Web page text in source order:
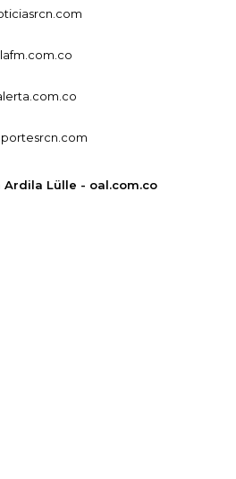
lafm.com.co
Ardila Lülle - oal.com.co